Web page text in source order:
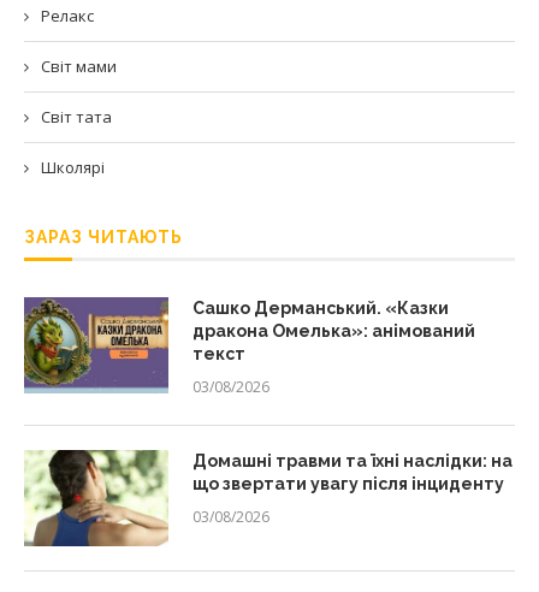
Релакс
Світ мами
Світ тата
Школярі
ЗАРАЗ ЧИТАЮТЬ
Сашко Дерманський. «Казки
дракона Омелька»: анімований
текст
03/08/2026
Домашні травми та їхні наслідки: на
що звертати увагу після інциденту
03/08/2026